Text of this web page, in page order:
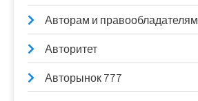
Авторам и правообладателям
Авторитет
Авторынок 777